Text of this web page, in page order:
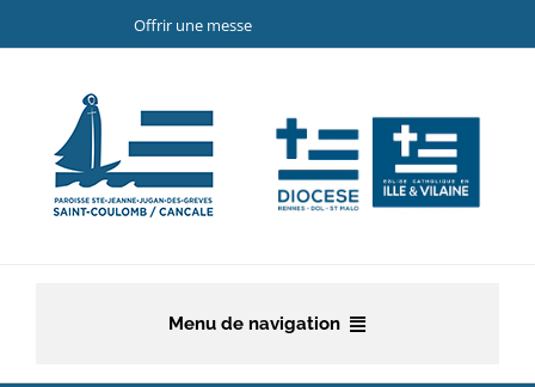
au
Offrir une messe
Menu de navigation